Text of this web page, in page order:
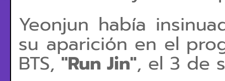
Yeonjun había
su aparición en el
BTS, "Run Jin", el 3 de